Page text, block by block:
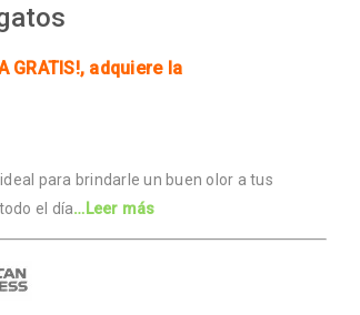
GRATIS!, adquiere la
para brindarle un buen olor a tus
el día…Leer más